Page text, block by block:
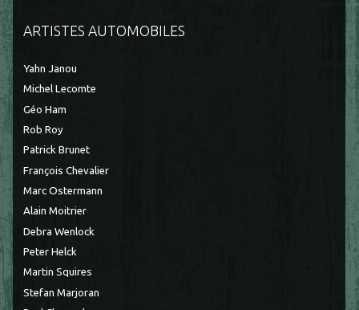
ARTISTES AUTOMOBILES
Yahn Janou
Michel Lecomte
Géo Ham
Rob Roy
Patrick Brunet
François Chevalier
Marc Ostermann
Alain Moitrier
Debra Wenlock
Peter Helck
Martin Squires
Stefan Marjoran